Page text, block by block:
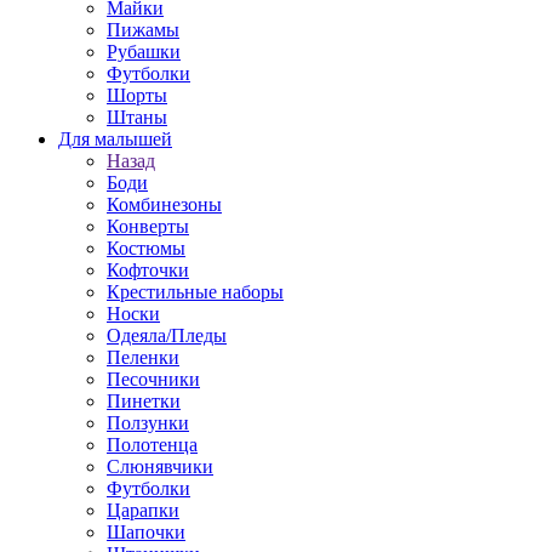
Майки
Пижамы
Рубашки
Футболки
Шорты
Штаны
Для малышей
Назад
Боди
Комбинезоны
Конверты
Костюмы
Кофточки
Крестильные наборы
Носки
Одеяла/Пледы
Пеленки
Песочники
Пинетки
Ползунки
Полотенца
Слюнявчики
Футболки
Царапки
Шапочки